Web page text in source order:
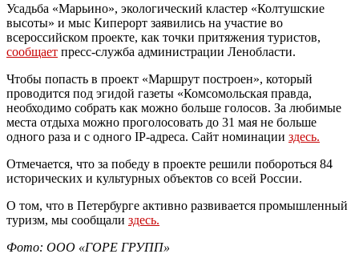
Усадьба «Марьино», экологический кластер «Колтушские
высоты» и мыс Киперорт заявились на участие во
всероссийском проекте, как точки притяжения туристов,
сообщает пресс-служба администрации Ленобласти.
Чтобы попасть в проект «Маршрут построен», который
проводится под эгидой газеты «Комсомольская правда,
необходимо собрать как можно больше голосов. За любимые
места отдыха можно проголосовать до 31 мая не больше
одного раза и с одного IP-адреса. Сайт номинации здесь.
Отмечается, что за победу в проекте решили побороться 84
исторических и культурных объектов со всей России.
О том, что в Петербурге активно развивается промышленный
туризм, мы сообщали здесь.
Фото: ООО «ГОРЕ ГРУПП»